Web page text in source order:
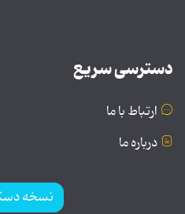
دسترسی سریع
ارتباط با ما
درباره ما
نسخه